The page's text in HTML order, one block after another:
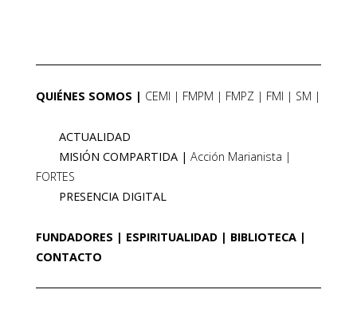
QUIÉNES SOMOS CEMI FMPM FMPZ FMI SM
ACTUALIDAD
MISIÓN COMPARTIDA
Acción Marianista
FORTES
PRESENCIA DIGITAL
FUNDADORES ESPIRITUALIDAD
BIBLIOTECA
CONTACTO